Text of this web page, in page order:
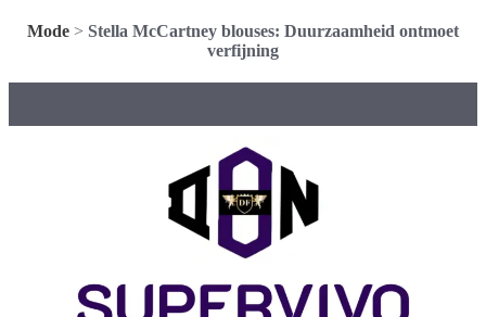
Mode > Stella McCartney blouses: Duurzaamheid ontmoet
verfijning